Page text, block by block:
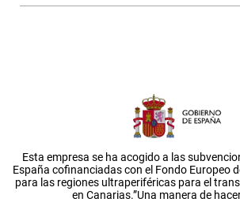
Esta empresa se ha acogido a las
España cofinanciadas con el Fondo Europeo
para las regiones ultraperiféricas para el
en Canarias.”Una manera de